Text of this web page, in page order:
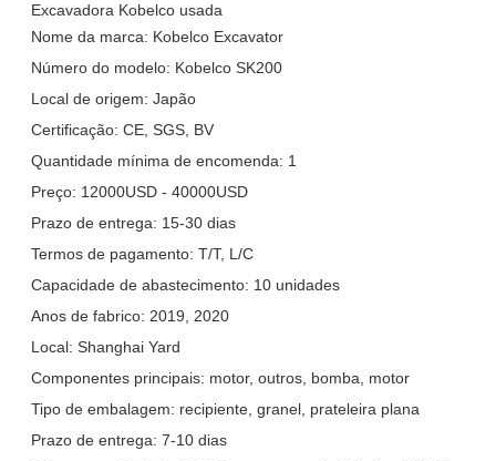
Excavadora Kobelco usada
Nome da marca: Kobelco Excavator
Número do modelo: Kobelco SK200
Local de origem: Japão
Certificação: CE, SGS, BV
Quantidade mínima de encomenda: 1
Preço: 12000USD - 40000USD
Prazo de entrega: 15-30 dias
Termos de pagamento: T/T, L/C
Capacidade de abastecimento: 10 unidades
Anos de fabrico: 2019, 2020
Local: Shanghai Yard
Componentes principais: motor, outros, bomba, motor
Tipo de embalagem: recipiente, granel, prateleira plana
Prazo de entrega: 7-10 dias